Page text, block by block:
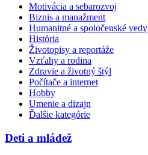
Motivácia a sebarozvoj
Biznis a manažment
Humanitné a spoločenské vedy
História
Životopisy a reportáže
Vzťahy a rodina
Zdravie a životný štýl
Počítače a internet
Hobby
Umenie a dizajn
Ďalšie kategórie
Deti a mládež